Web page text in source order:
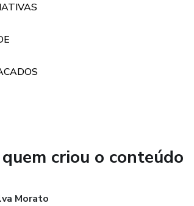
criou o conteúdo
Morato